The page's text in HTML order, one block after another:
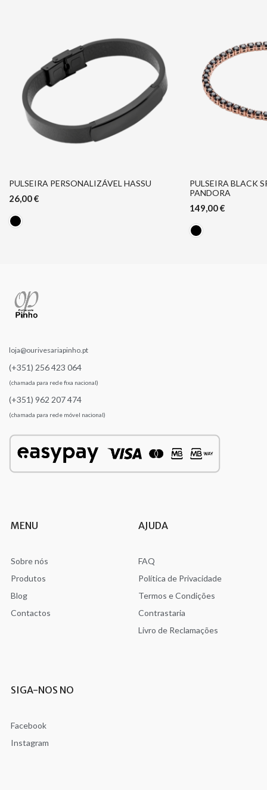
PULSEIRA PERSONALIZÁVEL HASSU
26,00€
PULSEIRA BLACK
PANDORA
149,00€
loja@ourivesariapinho.pt
(+351) 256 423 064
(chamada para rede fixa nacional)
(+351) 962 207 474
(chamada para rede móvel nacional)
MENU
Sobre nós
Produtos
Blog
Contactos
AJUDA
FAQ
Política de Privacidade
Termos e Condições
Contrastaria
Livro de Reclamações
SIGA-NOS NO
Facebook
Instagram